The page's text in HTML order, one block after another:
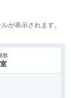
が表示されます。
数